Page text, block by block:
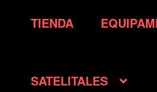
TIENDA
SATELITALES